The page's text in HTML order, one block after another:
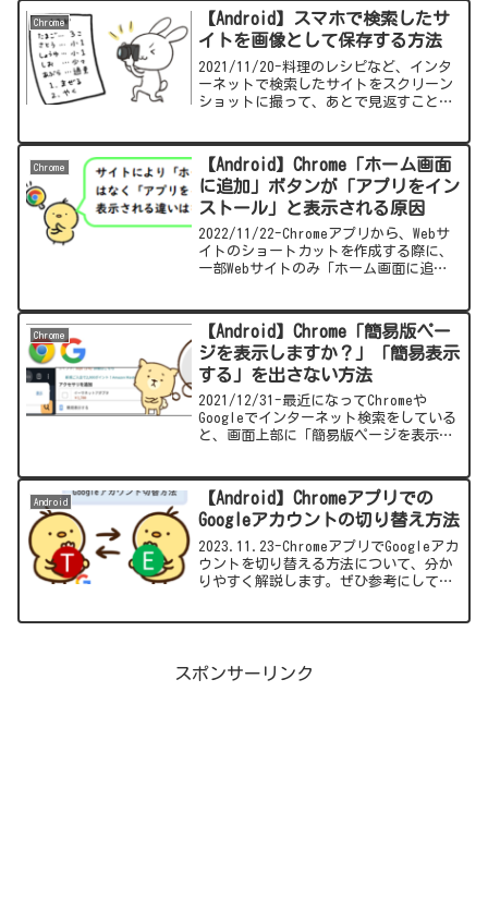
ると反応することがある。この症状の対
処方法をまとめました。
Chrome
【Android】スマホで検索したサ
イトを画像として保存する方法
2021/11/20-料理のレシピなど、インタ
ーネットで検索したサイトをスクリーン
ショットに撮って、あとで見返すことは
として保存する操作方法をまとめまし
た。
Chrome
【Android】Chrome「ホーム画面
に追加」ボタンが「アプリをイン
ストール」と表示される原因
2022/11/22-Chromeアプリから、Webサ
イトのショートカットを作成する際に、
一部Webサイトのみ「ホーム画面に追
れることがあります。今回は、その原因
について簡単に解説します。
Chrome
【Android】Chrome「簡易版ペー
ジを表示しますか？」「簡易表示
する」を出さない方法
2021/12/31-最近になってChromeや
Googleでインターネット検索をしている
と、画面上部に「簡易版ページを表示し
示にする方法を今回は紹介します。
Android
【Android】Chromeアプリでの
Googleアカウントの切り替え方法
2023.11.23-ChromeアプリでGoogleアカ
ウントを切り替える方法について、分か
りやすく解説します。ぜひ参考にしてみ
スポンサーリンク